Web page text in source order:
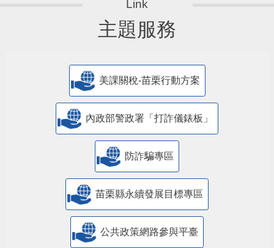
主題服務
美課關稅-苗栗行動方案
內政部警政署「打詐儀錶板」
防詐騙專區
苗栗縣永續發展目標專區
公共政策網路參與平臺